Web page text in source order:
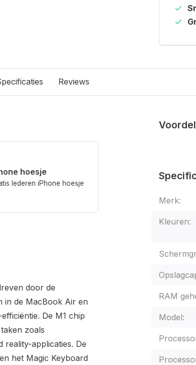
Reviews
hoesje
lederen iPhone hoesje
door de
in de MacBook Air en
De M1 chip
zoals
reality-applicaties. De
het Magic Keyboard
Merk:
Kleuren:
RAM
Model: